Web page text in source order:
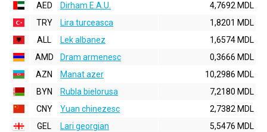
AED
Dirham E.A.U.
4,7692 MDL
TRY
Lira turceasca
1,8201 MDL
ALL
Lek albanez
1,6574 MDL
AMD
Dram armenesc
0,3666 MDL
AZN
Manat azer
10,2986 MDL
BYN
Rubla bielorusa
7,2180 MDL
CNY
Yuan chinezesc
2,7382 MDL
GEL
Lari georgian
5,5476 MDL